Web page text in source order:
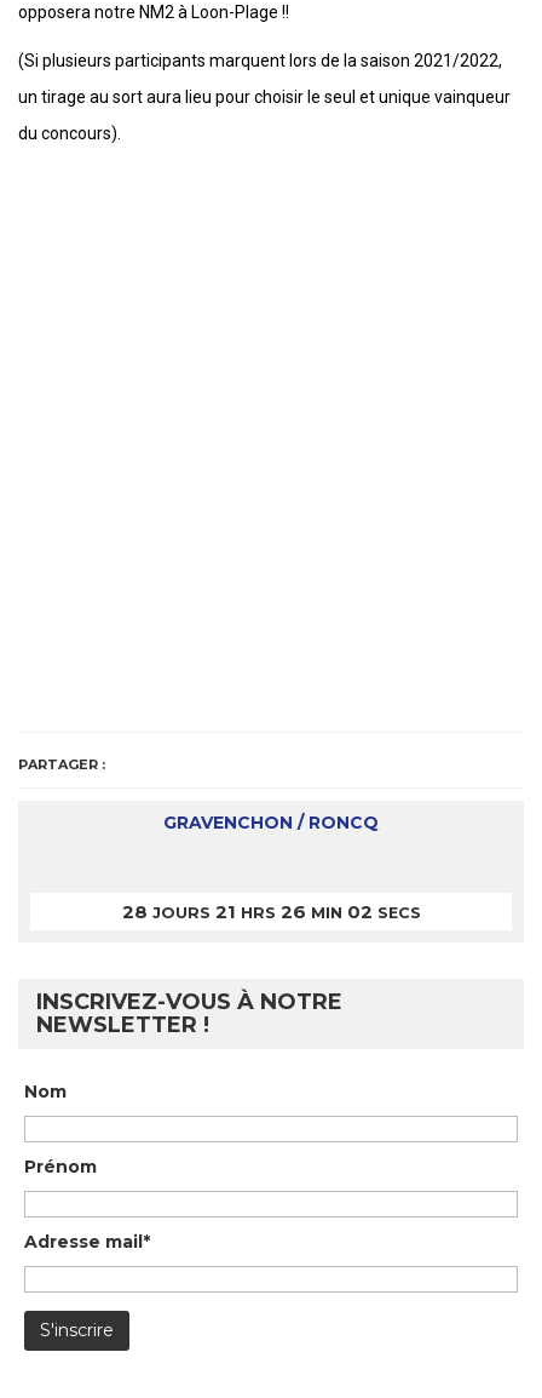
opposera notre NM2 à Loon-Plage !!
(Si plusieurs participants marquent lors de la saison 2021/2022,
un tirage au sort aura lieu pour choisir le seul et unique vainqueur
du concours).
PARTAGER :
GRAVENCHON / RONCQ
28 JOURS 21 HRS 26 MIN 02 SECS
INSCRIVEZ-VOUS À NOTRE
NEWSLETTER !
Nom
Prénom
Adresse mail*